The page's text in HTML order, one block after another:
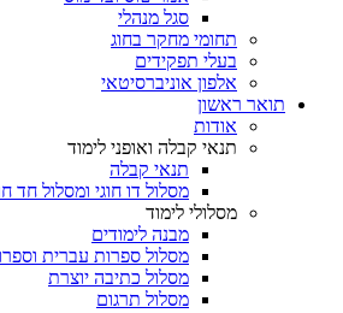
סגל מנהלי
תחומי מחקר בחוג
בעלי תפקידים
אלפון אוניברסיטאי
תואר ראשון
אודות
תנאי קבלה ואופני לימוד
תנאי קבלה
מסלול דו חוגי ומסלול חד
מסלולי לימוד
מבנה לימודים
מסלול ספרות עברית
מסלול כתיבה יוצרת
מסלול תרגום